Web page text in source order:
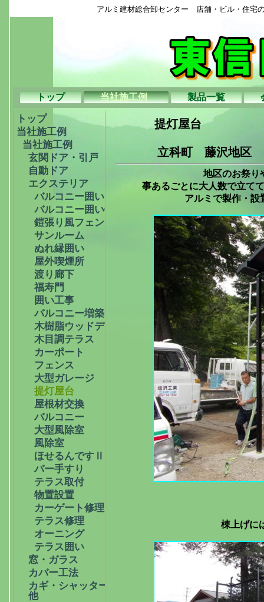
アルミ建材総合卸センター 店舗・ビル・住宅
トップ 当社施工例 製品一覧
トップ
当社施工例
当社施工例
玄関ドア・引戸
自動ドア
エクステリア
バルコニー囲い
バルコニー囲い②
鎧張り風フェンス
サンルーム
ぬれ縁囲い
屋外喫煙所
渡り廊下
福寿門
囲い工事
バルコニー増築
木樹脂ウッドデッキ
木目調テラス
カーポート
フェンス
大型ガレージ
提灯屋台
屋根材交換
バルコニー
大型風除室
風除室
ほせるんですⅡ
バー手すり
テラス取付
物置設置
カーゲート修理
テラス修理
オーニング
テラス囲い
窓・ガラス
カバー工法
カギ・シャッター・
他
提灯屋台
立科町 藤沢地区
地区のお祭りやお
事あるごとに大人数で立てて
アルミで製作・設置し
棟上げに